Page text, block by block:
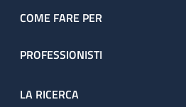
COME FARE PER
PROFESSIONISTI
LA RICERCA